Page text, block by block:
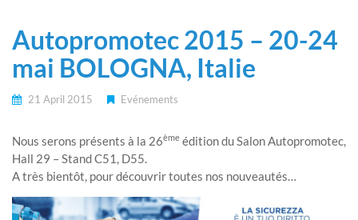
Autopromotec 2015 – 20-24
mai BOLOGNA, Italie
21 April 2015 Evénements
Nous serons présents à la 26ème édition du Salon Autopromotec,
Hall 29 – Stand C51, D55.
A très bientôt, pour découvrir toutes nos nouveautés…